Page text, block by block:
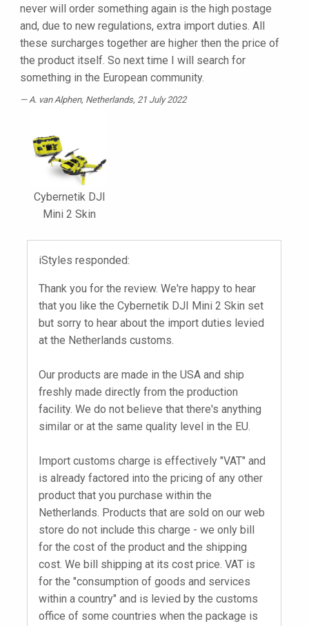
never will order something again is the high postage
and, due to new regulations, extra import duties. All
these surcharges together are higher then the price of
the product itself. So next time I will search for
something in the European community.
A. van Alphen, Netherlands, 21 July 2022
Cybernetik DJI
Mini 2 Skin
iStyles responded:
Thank you for the review. We're happy to hear
that you like the Cybernetik DJI Mini 2 Skin set
but sorry to hear about the import duties levied
at the Netherlands customs.
Our products are made in the USA and ship
freshly made directly from the production
facility. We do not believe that there's anything
similar or at the same quality level in the EU.
Import customs charge is effectively "VAT" and
is already factored into the pricing of any other
product that you purchase within the
Netherlands. Products that are sold on our web
store do not include this charge - we only bill
for the cost of the product and the shipping
cost. We bill shipping at its cost price. VAT is
for the "consumption of goods and services
within a country" and is levied by the customs
office of some countries when the package is